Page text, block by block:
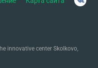
innovative center Skolkovo,